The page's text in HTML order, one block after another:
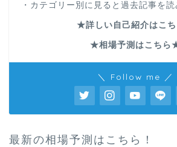
・カテゴリー別に見ると過去記事を読
★詳しい自己紹介はこ
★相場予測はこちら
＼ Follow me ／
最新の相場予測はこちら！